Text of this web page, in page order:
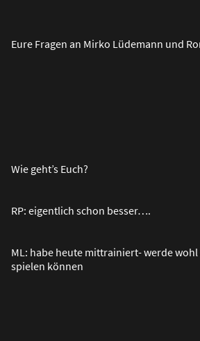
Eure Fragen an Mirko Lüdemann und
Wie geht’s Euch?
RP: eigentlich schon besser….
ML: habe heute mittrainiert- werde
spielen können